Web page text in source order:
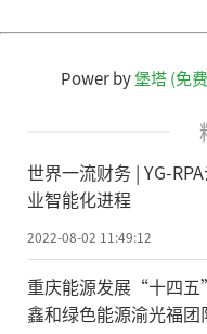
Power by堡塔 (免
世界一流财务 | YG-
业智能化进程
2022-08-02 11:49:12
重庆能源发展“十四五
鑫和绿色能源渝光福团